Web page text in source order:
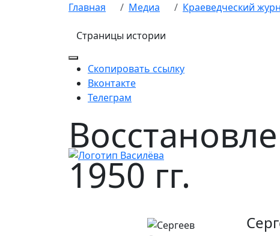
Главная Медиа Краеведческий
Страницы истории
Скопировать ссылку
Вконтакте
Телеграм
1950 гг.